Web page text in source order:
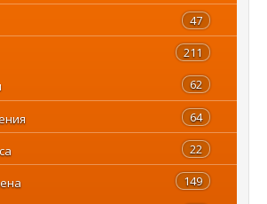
47
211
62
64
22
149